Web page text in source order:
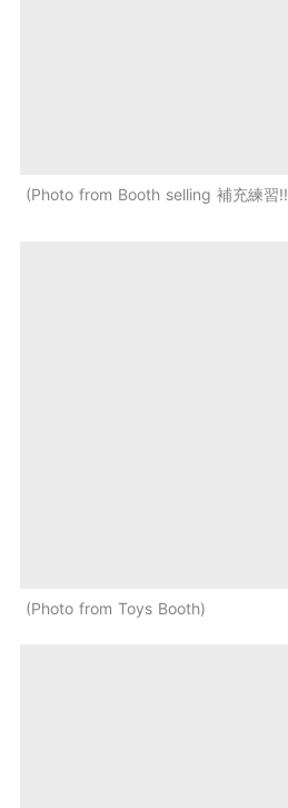
Photo from Booth selling 補充練習!!
Photo from Toys Booth